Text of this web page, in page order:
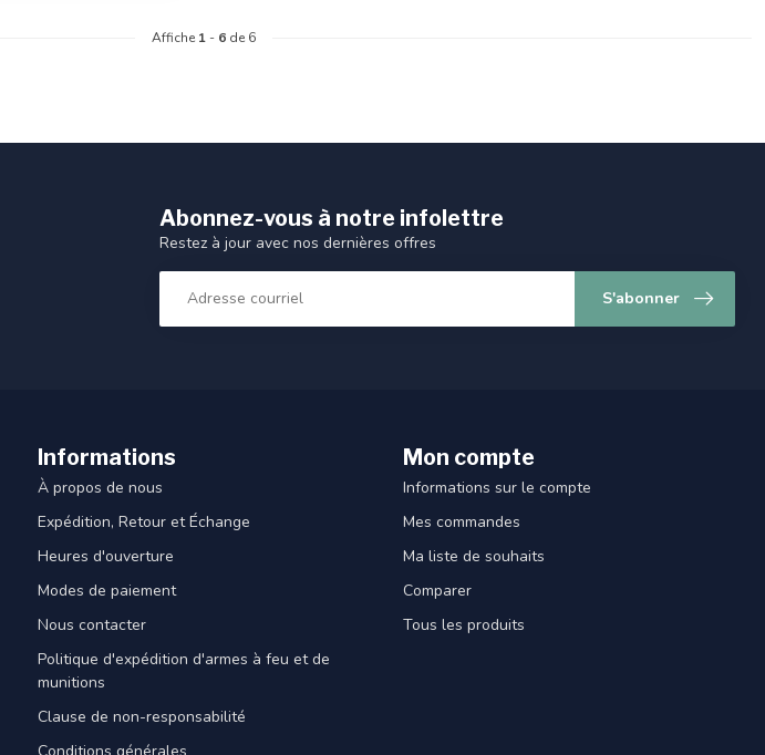
Affiche 1 - 6 de 6
Abonnez-vous à notre infolettre
Restez à jour avec nos dernières offres
S'abonner
Informations
À propos de nous
Expédition, Retour et Échange
Heures d'ouverture
Modes de paiement
Nous contacter
Politique d'expédition d'armes à feu et de
munitions
Clause de non-responsabilité
Mon compte
Informations sur le compte
Mes commandes
Ma liste de souhaits
Comparer
Tous les produits